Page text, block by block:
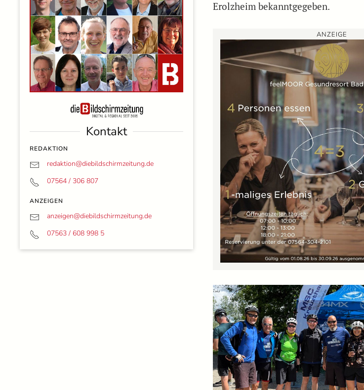
Kontakt
REDAKTION
redaktion@diebildschirmzeitung.de
07564 / 306 807
ANZEIGEN
anzeigen@diebildschirmzeitung.de
07563 / 608 998 5
Erolzheim bekanntgegeben.
ANZEIGE